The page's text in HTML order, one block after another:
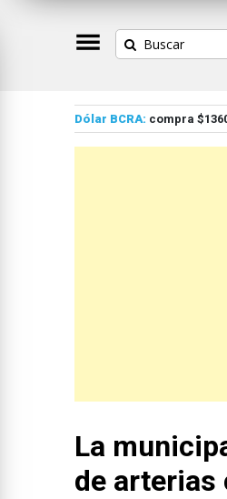
Dólar BCRA: compra
La
de arterias